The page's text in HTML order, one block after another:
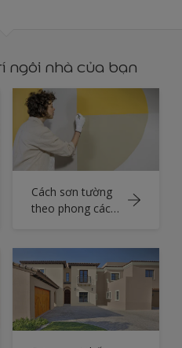
ngôi nhà của bạn
Cách sơn tường
theo phong cách